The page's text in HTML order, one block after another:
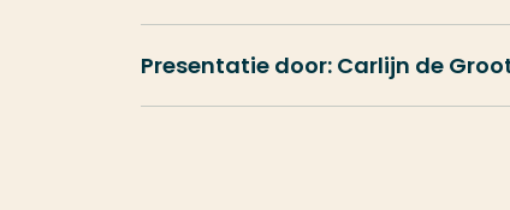
Presentatie door: Carlijn de